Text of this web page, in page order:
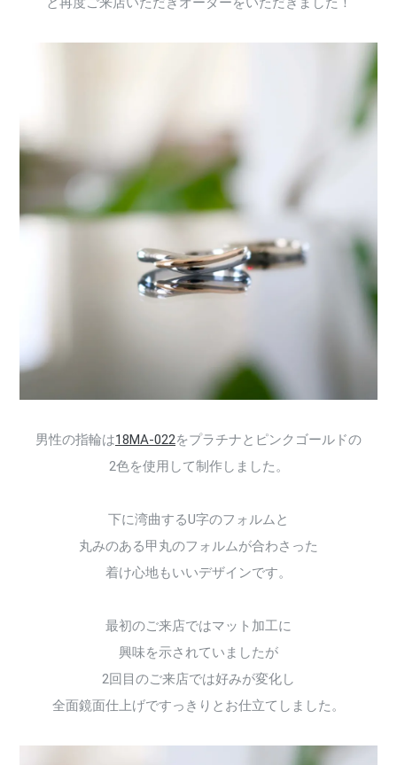
男性の指輪は18MA-022をプラチナとピンクゴールドの
2色を使用して制作しました。
下に湾曲するU字のフォルムと
丸みのある甲丸のフォルムが合わさった
着け心地もいいデザインです。
最初のご来店ではマット加工に
興味を示されていましたが
2回目のご来店では好みが変化し
全面鏡面仕上げですっきりとお仕立てしました。